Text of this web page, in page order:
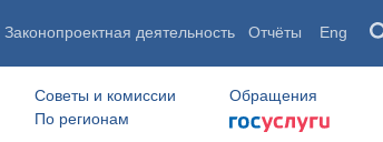
Законопроектная деятельность Отчёты Eng
Советы и комиссии
По регионам
Обращения